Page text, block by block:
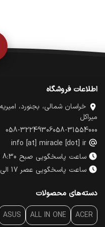
اطلاعات فروشگاه
خراسان شمالی، بجنورد،
میراکل
058-31554000
058-32249306
info [at] miracle [dot] ir
ساعت پاسخگویی صبح 8:30 الی 13:30
ساعت پاسخگویی عصر 17 الی 21
دسته‌های محصولات
ACER
ALL IN ONE
ASUS